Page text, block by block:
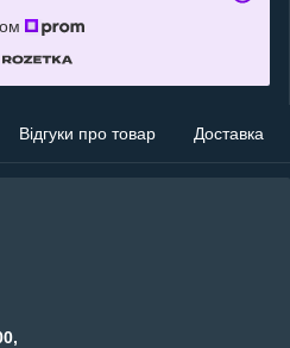
Відгуки про товар Доставка